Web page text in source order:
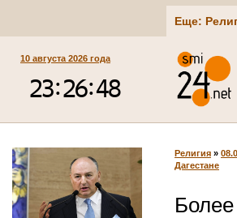
Еще:
10 августа 2026 года
Религия »
Дагестане